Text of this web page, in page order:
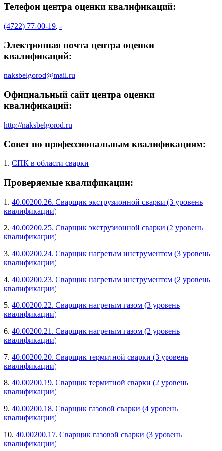
Телефон центра оценки квалификаций:
(4722) 77-00-19, -
Электронная почта центра оценки
квалификаций:
naksbelgorod@mail.ru
Официальный сайт центра оценки
квалификаций:
http://naksbelgorod.ru
Совет по профессиональным квалификациям:
1. СПК в области сварки
Проверяемые квалификации:
1. 40.00200.26. Сварщик экструзионной сварки (3 уровень
квалификации)
2. 40.00200.25. Сварщик экструзионной сварки (2 уровень
квалификации)
3. 40.00200.24. Сварщик нагретым инструментом (3 уровень
квалификации)
4. 40.00200.23. Сварщик нагретым инструментом (2 уровень
квалификации)
5. 40.00200.22. Сварщик нагретым газом (3 уровень
квалификации)
6. 40.00200.21. Сварщик нагретым газом (2 уровень
квалификации)
7. 40.00200.20. Сварщик термитной сварки (3 уровень
квалификации)
8. 40.00200.19. Сварщик термитной сварки (2 уровень
квалификации)
9. 40.00200.18. Сварщик газовой сварки (4 уровень
квалификации)
10. 40.00200.17. Сварщик газовой сварки (3 уровень
квалификации)